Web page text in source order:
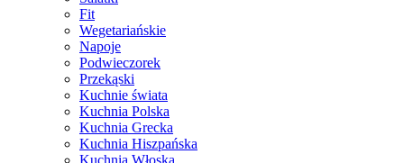
Fit
Wegetariańskie
Napoje
Podwieczorek
Przekąski
Kuchnie świata
Kuchnia Polska
Kuchnia Grecka
Kuchnia Hiszpańska
Kuchnia Włoska